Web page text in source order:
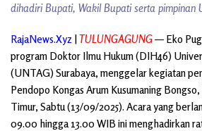
dihadiri Bupati, Wakil Bupati serta pimpinan
RajaNews.Xyz |TULUNGAGUNG— Eko
program Doktor Ilmu Hukum (DIH46)
(UNTAG) Surabaya, menggelar kegiatan
Pendopo Kongas Arum Kusumaning
Timur, Sabtu (13/09/2025). Acara yang
09.00 hingga 13.00 WIB ini menghadirkan